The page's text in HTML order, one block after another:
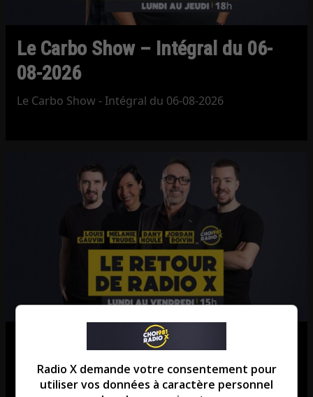
Le Carbo Show – Intégral du 06-
08-2026
Le Carbo Show - Intégral du 06-08-2026
Le Retour de Radio X – Intégral du
06-08-2026
Radio X demande votre consentement pour
utiliser vos données à caractère personnel